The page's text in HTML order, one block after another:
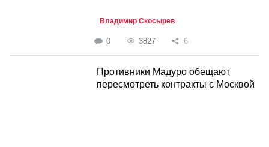
Владимир Скосырев
0 3827 6
Противники Мадуро обещают
пересмотреть контракты с Москвой